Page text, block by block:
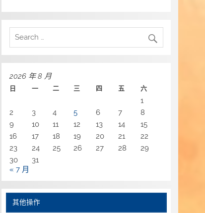
2026 年 8 月
日 一 二 三 四 五 六
1
2
3 4 5 6 7
8
9
10 11 12 13 14
15
16
17 18 19 20 21
22
23
24 25 26 27 28
29
30
31
« 7 月
其他操作